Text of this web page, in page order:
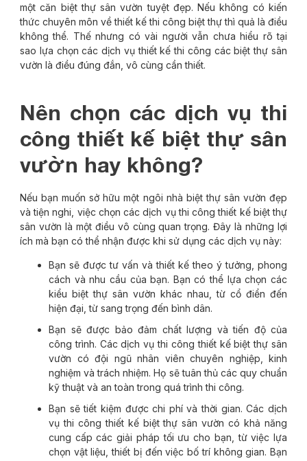
một căn biệt thự sân vườn tuyệt đẹp. Nếu không có kiến
thức chuyên môn về thiết kế thi công biệt thự thì quả là điều
không thể. Thế nhưng có vài người vẫn chưa hiểu rõ tại
sao lựa chọn các dịch vụ thiết kế thi công các biệt thự sân
vườn là điều đúng đắn, vô cùng cần thiết.
Nên chọn các dịch vụ thi
công thiết kế biệt thự sân
vườn hay không?
Nếu bạn muốn sở hữu một ngôi nhà biệt thự sân vườn đẹp
và tiện nghi, việc chọn các dịch vụ thi công thiết kế biệt thự
sân vườn là một điều vô cùng quan trọng. Đây là những lợi
ích mà bạn có thể nhận được khi sử dụng các dịch vụ này:
Bạn sẽ được tư vấn và thiết kế theo ý tưởng, phong
cách và nhu cầu của bạn. Bạn có thể lựa chọn các
kiểu biệt thự sân vườn khác nhau, từ cổ điển đến
hiện đại, từ sang trọng đến bình dân.
Bạn sẽ được bảo đảm chất lượng và tiến độ của
công trình. Các dịch vụ thi công thiết kế biệt thự sân
vườn có đội ngũ nhân viên chuyên nghiệp, kinh
nghiệm và trách nhiệm. Họ sẽ tuân thủ các quy chuẩn
kỹ thuật và an toàn trong quá trình thi công.
Bạn sẽ tiết kiệm được chi phí và thời gian. Các dịch
vụ thi công thiết kế biệt thự sân vườn có khả năng
cung cấp các giải pháp tối ưu cho bạn, từ việc lựa
chọn vật liệu, thiết bị đến việc bố trí không gian. Bạn